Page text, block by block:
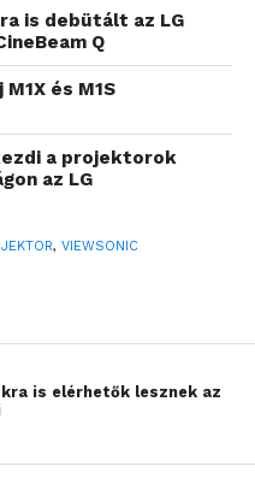
hordozható LED-
akkumulátorral, így
konnektor
működhet órákon
is debütált az LG
Q
és M1S
a projektorok
az LG
, VIEWSONIC
is elérhetők lesznek az